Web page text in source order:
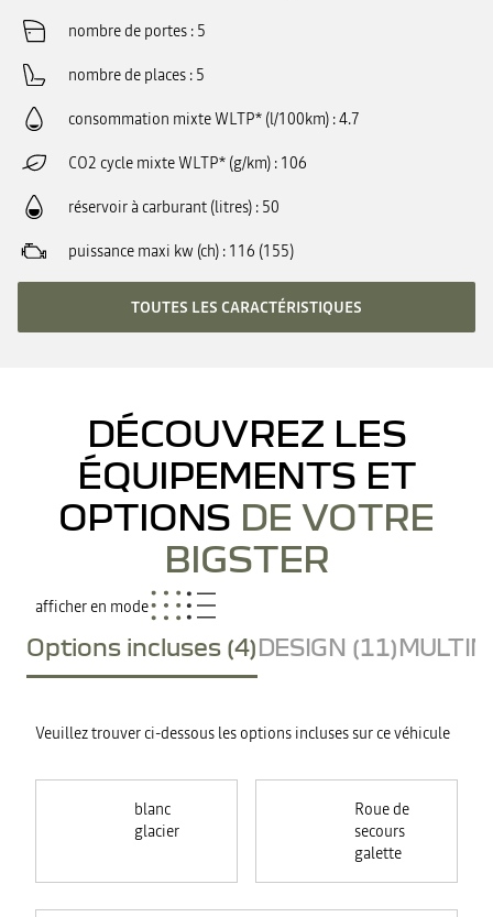
nombre de portes 5
nombre de places 5
consommation mixte WLTP* (l/100km) 4.7
CO2 cycle mixte WLTP* (g/km) 106
réservoir à carburant (litres) 50
puissance maxi kw (ch) 116 (155)
TOUTES LES CARACTÉRISTIQUES
DÉCOUVREZ LES
ÉQUIPEMENTS ET
OPTIONS DE VOTRE
BIGSTER
afficher en mode
Options incluses (4)DESIGN (11)
Veuillez trouver ci-dessous les options incluses sur ce véhicule
blanc
glacier
Roue de
secours
galette